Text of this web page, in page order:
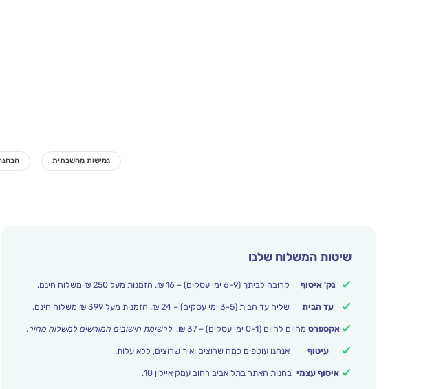
שיטות המשלוח שלנו
נק’ איסוף קרובה לביתך (6-9 ימי עסקים) – 16 ₪. הזמנות מעל 250 ₪ משלוח חינם.
עד הבית שליח עד הבית (3-5 ימי עסקים) – 24 ₪. הזמנות מעל 399 ₪ משלוח חינם.
אקספרס מהיום להיום (0-1 ימי עסקים) – 37 ₪. לרשימת הישובים המורשים למשלוח מהיר.
עיטוף אנחנו עוטפים כמה שרוצים ואיך שרוצים, ללא עלות.
איסוף עצמי בחנות האתר בתל אביב רחוב עמק איילון 10.